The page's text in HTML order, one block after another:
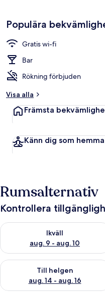
Populära
Gratis wi-fi
Bar
Rökning förbjuden
Visa alla
Främsta
Känn dig som hemma
Rumsalternativ
Kontrollera
Ikväll
aug. 9 - aug. 10
Kontrollera tillgängligheten
Till helgen
aug. 14 - aug. 16
Kontrollera tillgängligheten